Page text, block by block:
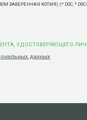
КОПИЯ) (*.DOC, *.DOCX,
УДОСТОВЕРЯЮЩЕГО
данных